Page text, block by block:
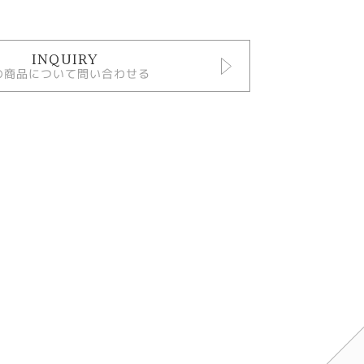
INQUIRY
商品について問い合わせる